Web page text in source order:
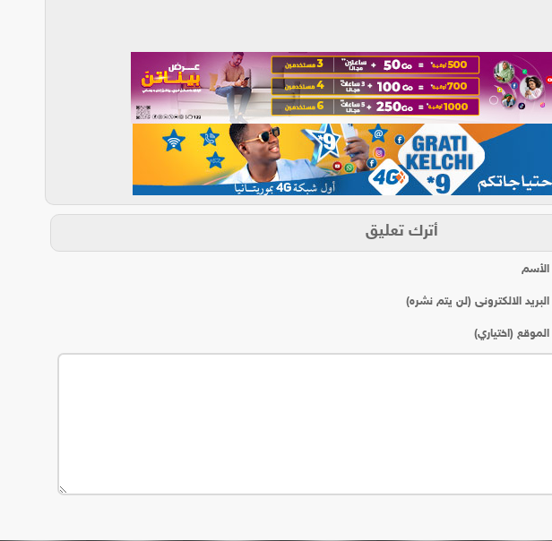
أترك تعليق
الأسم
البريد الالكترونى (لن يتم نشره)
الموقع (اختياري)